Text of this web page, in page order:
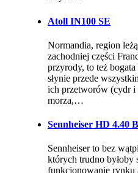
Atoll IN100 SE
Normandia, region
zachodniej części
przyrody, to też
słynie przede
ich przetworów (cydr
morza,…
Sennheiser HD 4.40
Sennheiser to bez
których trudno byłoby
funkcjonowanie rynku